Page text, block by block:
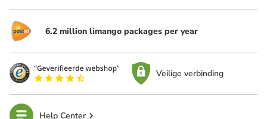
6.2 million limango packages per year
Veilige verbinding
Help Center